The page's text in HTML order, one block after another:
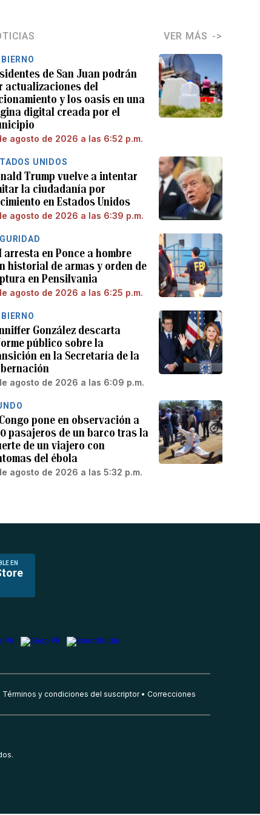
VER MÁS
de San Juan podrán
actualizaciones del
y los oasis en una
digital creada por el
agosto de 2026 a las 6:52 p.m.
UNIDOS
Trump vuelve a intentar
la ciudadanía por
en Estados Unidos
agosto de 2026 a las 6:39 p.m.
arresta en Ponce a hombre
historial de armas y orden de
en Pensilvania
agosto de 2026 a las 6:25 p.m.
González descarta
público sobre la
en la Secretaría de la
agosto de 2026 a las 6:09 p.m.
pone en observación a
pasajeros de un barco tras la
de un viajero con
del ébola
agosto de 2026 a las 5:32 p.m.
EN
Términos y condiciones del suscriptor Correcciones